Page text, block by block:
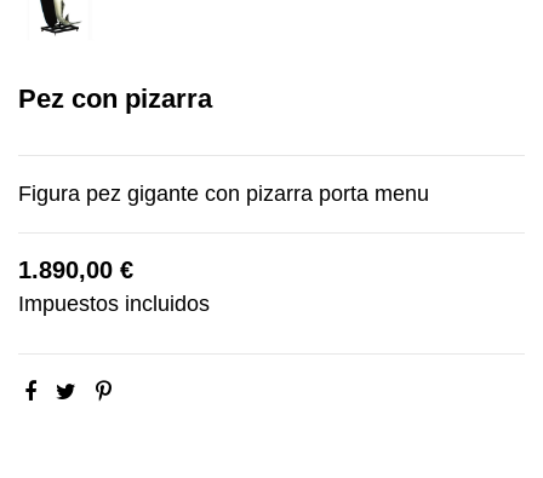
Pez con pizarra
Figura pez gigante con pizarra porta menu
1.890,00 €
Impuestos incluidos